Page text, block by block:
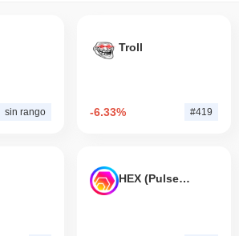
sin rango
Troll
-6.33% #419
HEX (Pulsechain)